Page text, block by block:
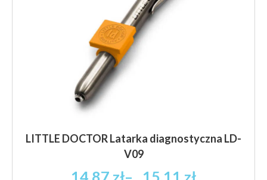
LITTLE DOCTOR Latarka diagnostyczna LD-
V09
14.87 zł– 15.11 zł
Zakres